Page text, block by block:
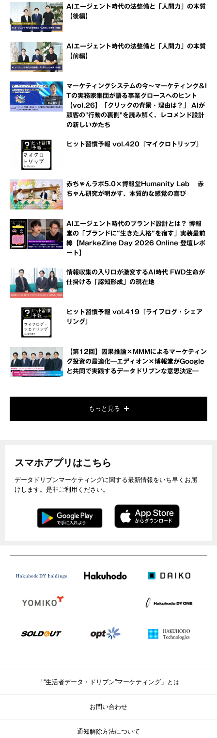
AIエージェント時代の法整備と「人間力」の本質
【後編】
AIエージェント時代の法整備と「人間力」の本質
【前編】
マーケティングシステムの今～マーケティング＆I
Tの実務家集団が語る事業グロースへのヒント
【vol.26】「クリックの背景・理由は？」 AIが
顧客の"行動の裏側"を読み解く、レコメンド設計
の新しいかたち
ヒット習慣予報 vol.420『マイクロトリップ』
赤ちゃんラボ5.0×博報堂Humanity Lab 赤
ちゃん研究が明かす、本質的な感覚の喜び
AIエージェント時代のブランド設計とは？ 博報
堂の「ブランドに“生きた人格”を宿す」実装最前
線【MarkeZine Day 2026 Online 登壇レポ
ート】
情報収集の入り口が激変するAI時代 FWD生命が
仕掛ける「認知形成」の現在地
ヒット習慣予報 vol.419『ライフログ・シェア
リング』
【第12回】因果推論×MMMによるマーケティン
グ投資の最適化―エディオン×博報堂がGoogle
と共同で実践するデータドリブンな意思決定―
もっと見る
スマホアプリはこちら
データドリブンマーケティングに関する最新情報をいち早くお届
けします。是非ご利用ください。
「“生活者データ・ドリブン”マーケティング」とは
お問い合わせ
通知解除方法について